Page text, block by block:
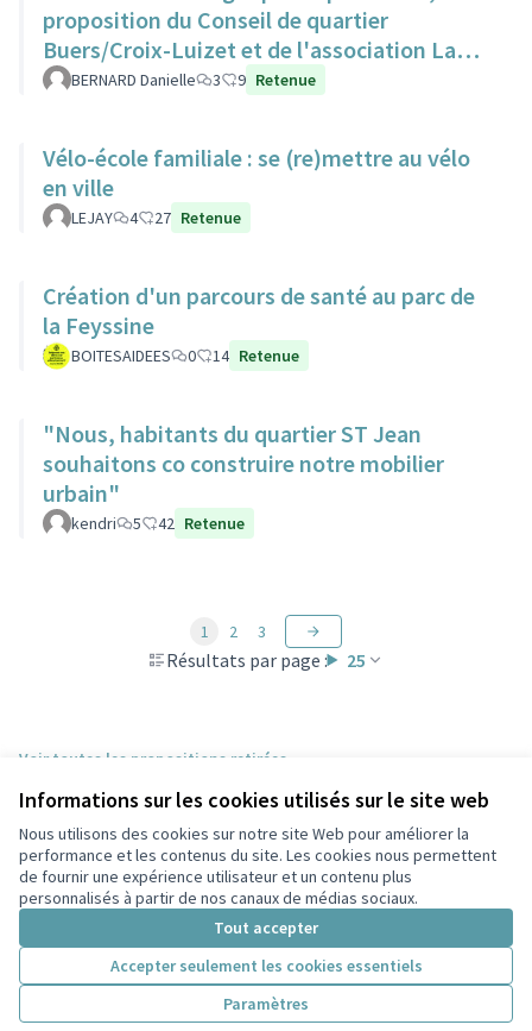
Informations sur les cookies utilisés sur le site web
Nous utilisons des cookies sur notre site Web pour améliorer la
performance et les contenus du site. Les cookies nous permettent
de fournir une expérience utilisateur et un contenu plus
personnalisés à partir de nos canaux de médias sociaux.
Tout accepter
Accepter seulement les cookies essentiels
Paramètres
proposition du Conseil de quartier
Buers/Croix-Luizet et de l'association La
Ville Edifiante
BERNARD Danielle 3 9 Retenue
Vélo-école familiale : se (re)mettre au vélo
en ville
LEJAY 4 27 Retenue
Création d'un parcours de santé au parc de
la Feyssine
BOITESAIDEES 0 14 Retenue
"Nous, habitants du quartier ST Jean
souhaitons co construire notre mobilier
urbain"
kendri 5 42 Retenue
Résultats par page : 25
1 2 3
Voir toutes les propositions retirées
Conditions d'utilisation
Paramètres des cookies
Participez Villeurbanne sur X
(Lien externe)
Participez Villeurbanne sur Facebook
Participez Villeurbanne sur Instagram
Participez Villeurbanne sur YouTube
(Lien externe)
Site réalisé grâce aulogiciel libre Decidim .
Licence
(Lien